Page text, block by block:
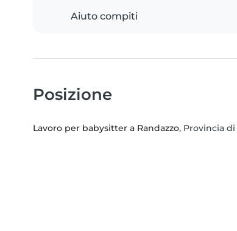
Aiuto compiti
Posizione
Lavoro per babysitter a Randazzo, Provincia di